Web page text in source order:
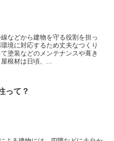
などから建物を守る役割を担っ
境に対応するため丈夫なつくり
塗装などのメンテナンスや葺き
根材は日頃、...
って？